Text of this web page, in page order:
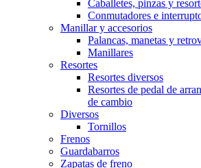
Caballetes, pinzas y
Conmutadores e
Manillar y accesorios
Palancas, manetas y
Manillares
Resortes
Resortes diversos
Resortes de pedal de
de cambio
Diversos
Tornillos
Frenos
Guardabarros
Zapatas de freno